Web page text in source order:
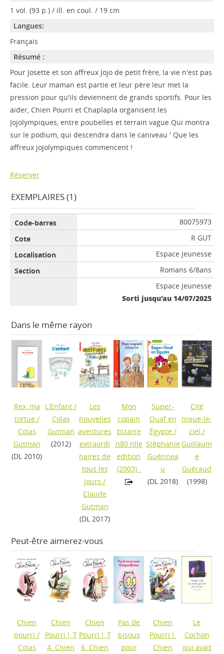
1 vol. (93 p.) / ill. en coul. / 19 cm
Langues:
Français
Résumé :
Pour Josette et son affreux Jojo de petit frère, la vie n'est pas
facile. Leur maman est partie et leur père leur met la
pression pour qu'ils deviennent de grands sportifs. Pour les
aider, Chien Pourri et Chaplapla organisent les
Jojolympiques, entre poubelles et terrain vague.Qui montra
sur le podium, qui descendra dans le caniveau ' Que les
affreux jojolympiques commencent !
Réserver
EXEMPLAIRES (1)
80075973
R GUT
Espace Jeunesse
Romans 6/8ans
Espace Jeunesse
Sorti jusqu'au 14/07/2025
Dans le même rayon
Rex, ma
tortue/
Colas
Gutman
(DL 2010)
L'Enfant /
Colas
Gutman
(2012)
Les
nouvelles
aventures
extraordi
naires de
tous les
jours /
Claude
Gutman
(DL 2017)
Mon
copain
bizarre
n80 nlle
edition
(2003)
Super-
Ouaf en
Égypte/
Stéphanie
Guérinea
u
(DL 2018)
Cité
nique-le-
ciel /
Guillaum
e
Guéraud
(1998)
Peut-être aimerez-vous
Chien
pourri /
Colas
Chien
Pourri !, T
4. Chien
Chien
Pourri !, T
6. Chien
Pas de
bisous
pour
Chien
Pourri !.
Chien
Le
Cochon
qui avait